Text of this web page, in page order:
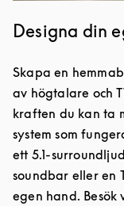
Designa din
Skapa en
av högtalare och
kraften du kan ta
system som
ett 5.1-
soundbar eller en
egen hand.